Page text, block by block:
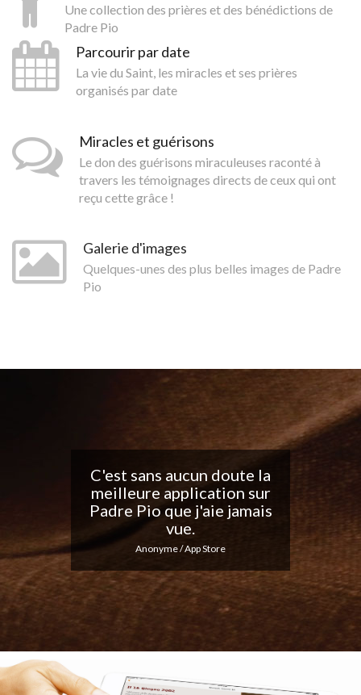
Une collection des prières et des bénédictions de
Padre Pio
Parcourir par date
La vie du Saint, les miracles et ses prières
organisés par date
Miracles et guérisons
Le don des guérisons miraculeuses raconté à
travers les témoignages directs de ceux qui ont
reçu cette grâce !
Galerie d'images
Quelques-unes des plus belles images de Padre
Pio
Belle application, j'adore
les notifications
quotidiennes... Continuez
votre excellent travail !